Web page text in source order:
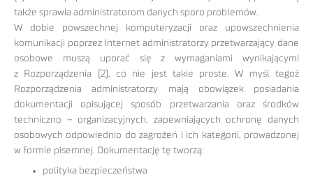
także sprawia administratorom danych sporo problemów.
W dobie powszechnej komputeryzacji oraz upowszechnienia
komunikacji poprzez Internet administratorzy przetwarzający dane
osobowe muszą uporać się z wymaganiami wynikającymi
z Rozporządzenia (2), co nie jest takie proste. W myśl tegoż
Rozporządzenia administratorzy mają obowiązek posiadania
dokumentacji opisującej sposób przetwarzania oraz środków
techniczno – organizacyjnych, zapewniających ochronę danych
osobowych odpowiednio do zagrożeń i ich kategorii, prowadzonej
w formie pisemnej. Dokumentację tę tworzą:
polityka bezpieczeństwa